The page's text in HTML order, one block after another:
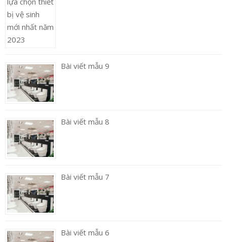
Bài viết mẫu 9
Bài viết mẫu 8
Bài viết mẫu 7
Bài viết mẫu 6